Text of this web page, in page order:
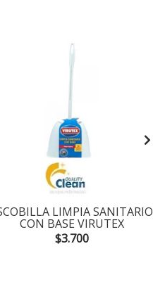
LIMPIA SANITARIO
CON BASE VIRUTEX
$3.700